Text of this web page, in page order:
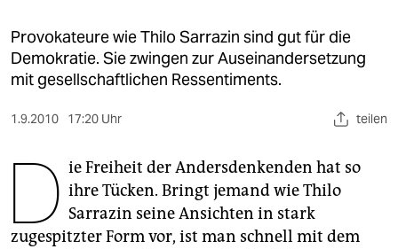
gesellschaft
kultur
wahrheit
Provokateure wie Thilo Sarrazin sind gut für die
Demokratie. Sie zwingen zur Auseinandersetzung
mit gesellschaftlichen Ressentiments.
1.9.2010 17:20 Uhr teilen
D ie Freiheit der Andersdenkenden hat so
ihre Tücken. Bringt jemand wie Thilo
Sarrazin seine Ansichten in stark
zugespitzter Form vor, ist man schnell mit dem